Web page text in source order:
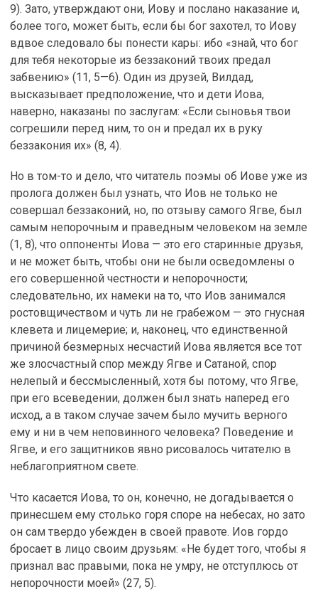
9). Зато, утверждают они, Иову и послано наказание и,
более того, может быть, если бы бог захотел, то Иову
вдвое следовало бы понести кары: ибо «знай, что бог
для тебя некоторые из беззаконий твоих предал
забвению» (11, 5—6). Один из друзей, Вилдад,
высказывает предположение, что и дети Иова,
наверно, наказаны по заслугам: «Если сыновья твои
согрешили перед ним, то он и предал их в руку
беззакония их» (8, 4).
Но в том-то и дело, что читатель поэмы об Иове уже из
пролога должен был узнать, что Иов не только не
совершал беззаконий, но, по отзыву самого Ягве, был
самым непорочным и праведным человеком на земле
(1, 8), что оппоненты Иова — это его старинные друзья,
и не может быть, чтобы они не были осведомлены о
его совершенной честности и непорочности;
следовательно, их намеки на то, что Иов занимался
ростовщичеством и чуть ли не грабежом — это гнусная
клевета и лицемерие; и, наконец, что единственной
причиной безмерных несчастий Иова является все тот
же злосчастный спор между Ягве и Сатаной, спор
нелепый и бессмысленный, хотя бы потому, что Ягве,
при его всеведении, должен был знать наперед его
исход, а в таком случае зачем было мучить верного
ему и ни в чем неповинного человека? Поведение и
Ягве, и его защитников явно рисовалось читателю в
неблагоприятном свете.
Что касается Иова, то он, конечно, не догадывается о
принесшем ему столько горя споре на небесах, но зато
он сам твердо убежден в своей правоте. Иов гордо
бросает в лицо своим друзьям: «Не будет того, чтобы я
признал вас правыми, пока не умру, не отступлюсь от
непорочности моей» (27, 5).